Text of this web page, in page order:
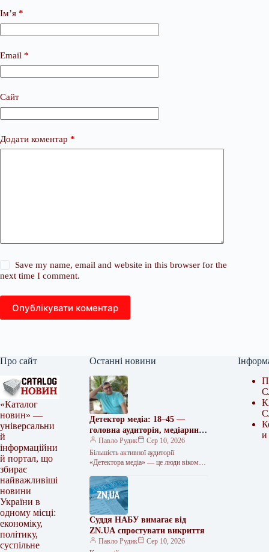
Ім’я *
Email *
Сайт
Додати коментар *
Save my name, email and website in this browser for the
next time I comment.
Опублікувати коментар
Про сайт
«Каталог
новин» —
універсальни
й
інформаційни
й портал, що
збирає
найважливіші
новини
України в
одному місці:
економіку,
політику,
суспільне
Останні новини
Детектор медіа: 18–45 —
головна аудиторія, медіаринок
— у фокусі інтересів
Павло Рудик
Сер 10, 2026
Більшість активної аудиторії
«Детектора медіа» — це люди віком
новини медіаринку. Про це свідчать
результати…
Суддя НАБУ вимагає від
ZN.UA спростувати викриття
Павло Рудик
Сер 10, 2026
и